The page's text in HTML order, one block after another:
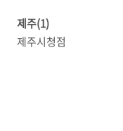
제주(1)
제주시청점